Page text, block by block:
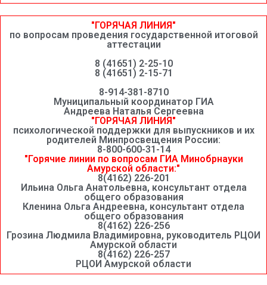
"ГОРЯЧАЯ ЛИНИЯ"
по вопросам проведения государственной итоговой
аттестации
8 (41651) 2-25-10
8 (41651) 2-15-71
8-914-381-8710
Муниципальный координатор ГИА
Андреева Наталья Сергеевна
"ГОРЯЧАЯ ЛИНИЯ"
психологической поддержки для выпускников и их
родителей Минпросвещения России:
8-800-600-31-14
"Горячие линии по вопросам ГИА Минобрнауки
Амурской области:"
8(4162) 226-201
Ильина Ольга Анатольевна, консультант отдела
общего образования
Кленина Ольга Андреевна, консультант отдела
общего образования
8(4162) 226-256
Грозина Людмила Владимировна, руководитель РЦОИ
Амурской области
8(4162) 226-257
РЦОИ Амурской области